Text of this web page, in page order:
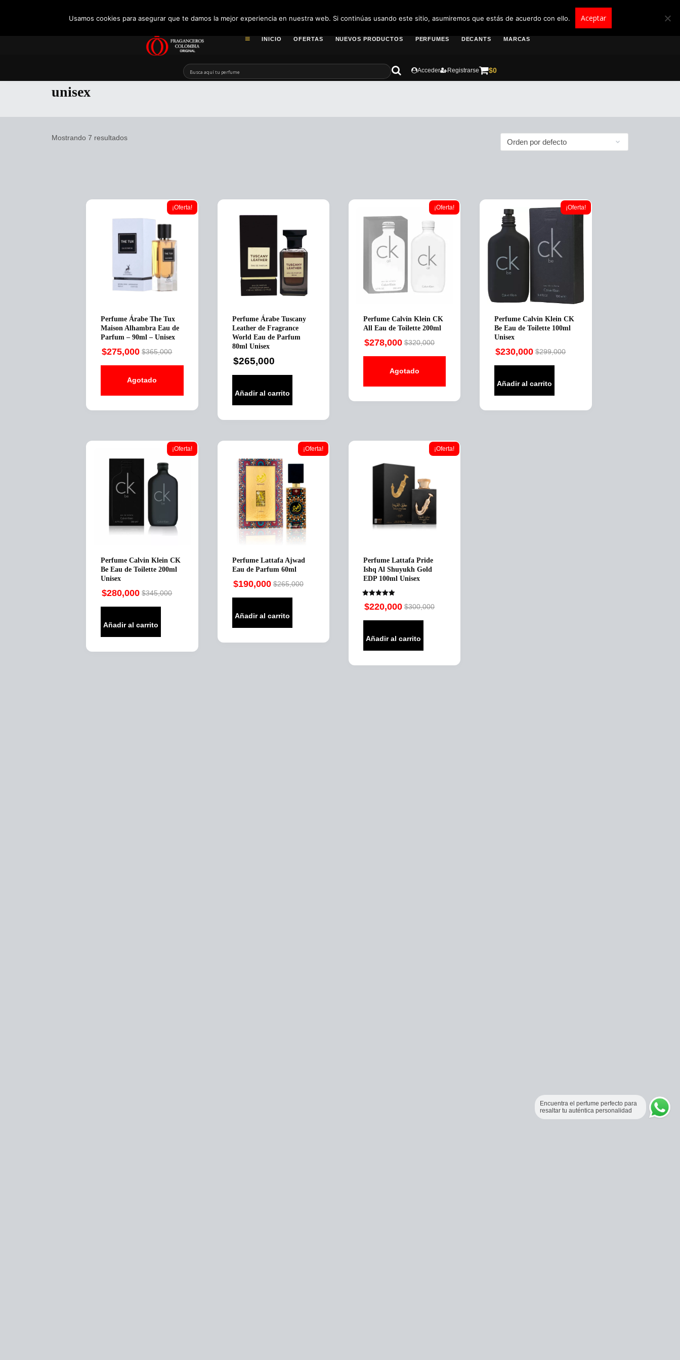
to
INICIO OFERTAS NUEVOS PRODUCTOS PERFUMES DECANTS MARCAS
Acceder Registrarse $0
unisex
Mostrando 7 resultados
¡Oferta!
Perfume Árabe The Tux
Maison Alhambra Eau de
Parfum – 90ml – Unisex
$365,000
Original
$365,000.
$275,000
Current
$275,000.
Agotado
Perfume Árabe Tuscany
Leather de Fragrance
World Eau de Parfum
80ml Unisex
$265,000
Añadir al carrito
¡Oferta!
Perfume Calvin Klein CK
All Eau de Toilette 200ml
$320,000
Original
$320,000.
$278,000
Current
$278,000.
Agotado
¡Oferta!
Perfume Calvin Klein CK
Be Eau de Toilette 100ml
Unisex
$299,000
Original
was:
$299,000.
$230,000
Current
is:
$230,000.
Añadir al carrito
¡Oferta!
Perfume Calvin Klein CK
Be Eau de Toilette 200ml
Unisex
$345,000
Original
was:
$345,000.
$280,000
Current
is:
$280,000.
Añadir al carrito
¡Oferta!
Perfume Lattafa Ajwad
Eau de Parfum 60ml
$265,000
Original
was:
$265,000.
$190,000
Current
is:
$190,000.
Añadir al carrito
¡Oferta!
Perfume Lattafa Pride
Ishq Al Shuyukh Gold
EDP 100ml Unisex
5.00
$300,000
Original
was:
$300,000.
$220,000
Current
is:
$220,000.
Añadir al carrito
Encuentra el perfume perfecto para
resaltar tu auténtica personalidad
Usamos cookies para asegurar que te damos la mejor experiencia en nuestra web. Si continúas usando este sitio, asumiremos que estás de acuerdo con ello. Aceptar